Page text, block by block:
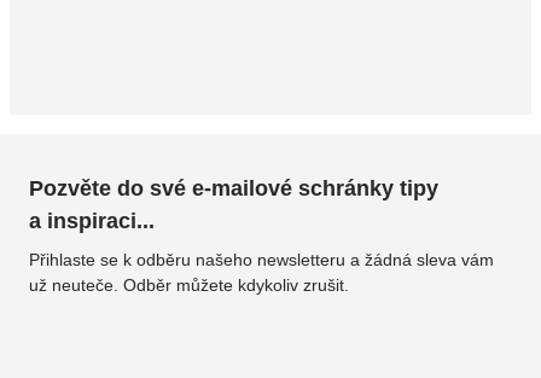
Pozvěte do své e-mailové schránky tipy
a inspiraci...
Přihlaste se k odběru našeho newsletteru a žádná sleva vám
už neuteče. Odběr můžete kdykoliv zrušit.